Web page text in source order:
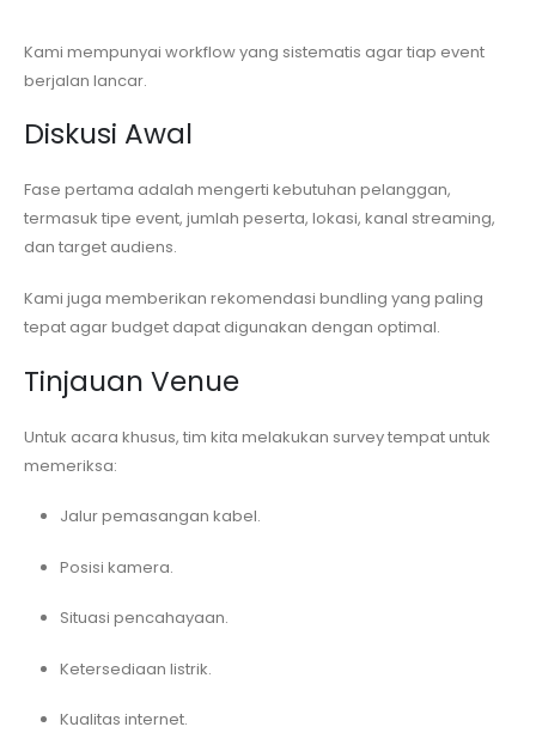
Kami mempunyai workflow yang sistematis agar tiap event
berjalan lancar.
Diskusi Awal
Fase pertama adalah mengerti kebutuhan pelanggan,
termasuk tipe event, jumlah peserta, lokasi, kanal streaming,
dan target audiens.
Kami juga memberikan rekomendasi bundling yang paling
tepat agar budget dapat digunakan dengan optimal.
Tinjauan Venue
Untuk acara khusus, tim kita melakukan survey tempat untuk
memeriksa:
Jalur pemasangan kabel.
Posisi kamera.
Situasi pencahayaan.
Ketersediaan listrik.
Kualitas internet.